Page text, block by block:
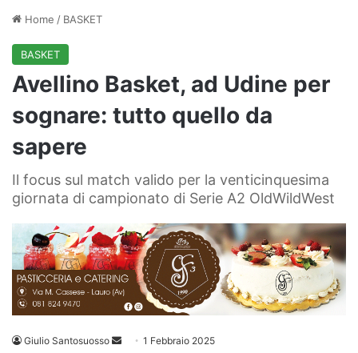
Home / BASKET
BASKET
Avellino Basket, ad Udine per
sognare: tutto quello da
sapere
Il focus sul match valido per la venticinquesima
giornata di campionato di Serie A2 OldWildWest
Giulio Santosuosso
Invia 1 Febbraio 2025